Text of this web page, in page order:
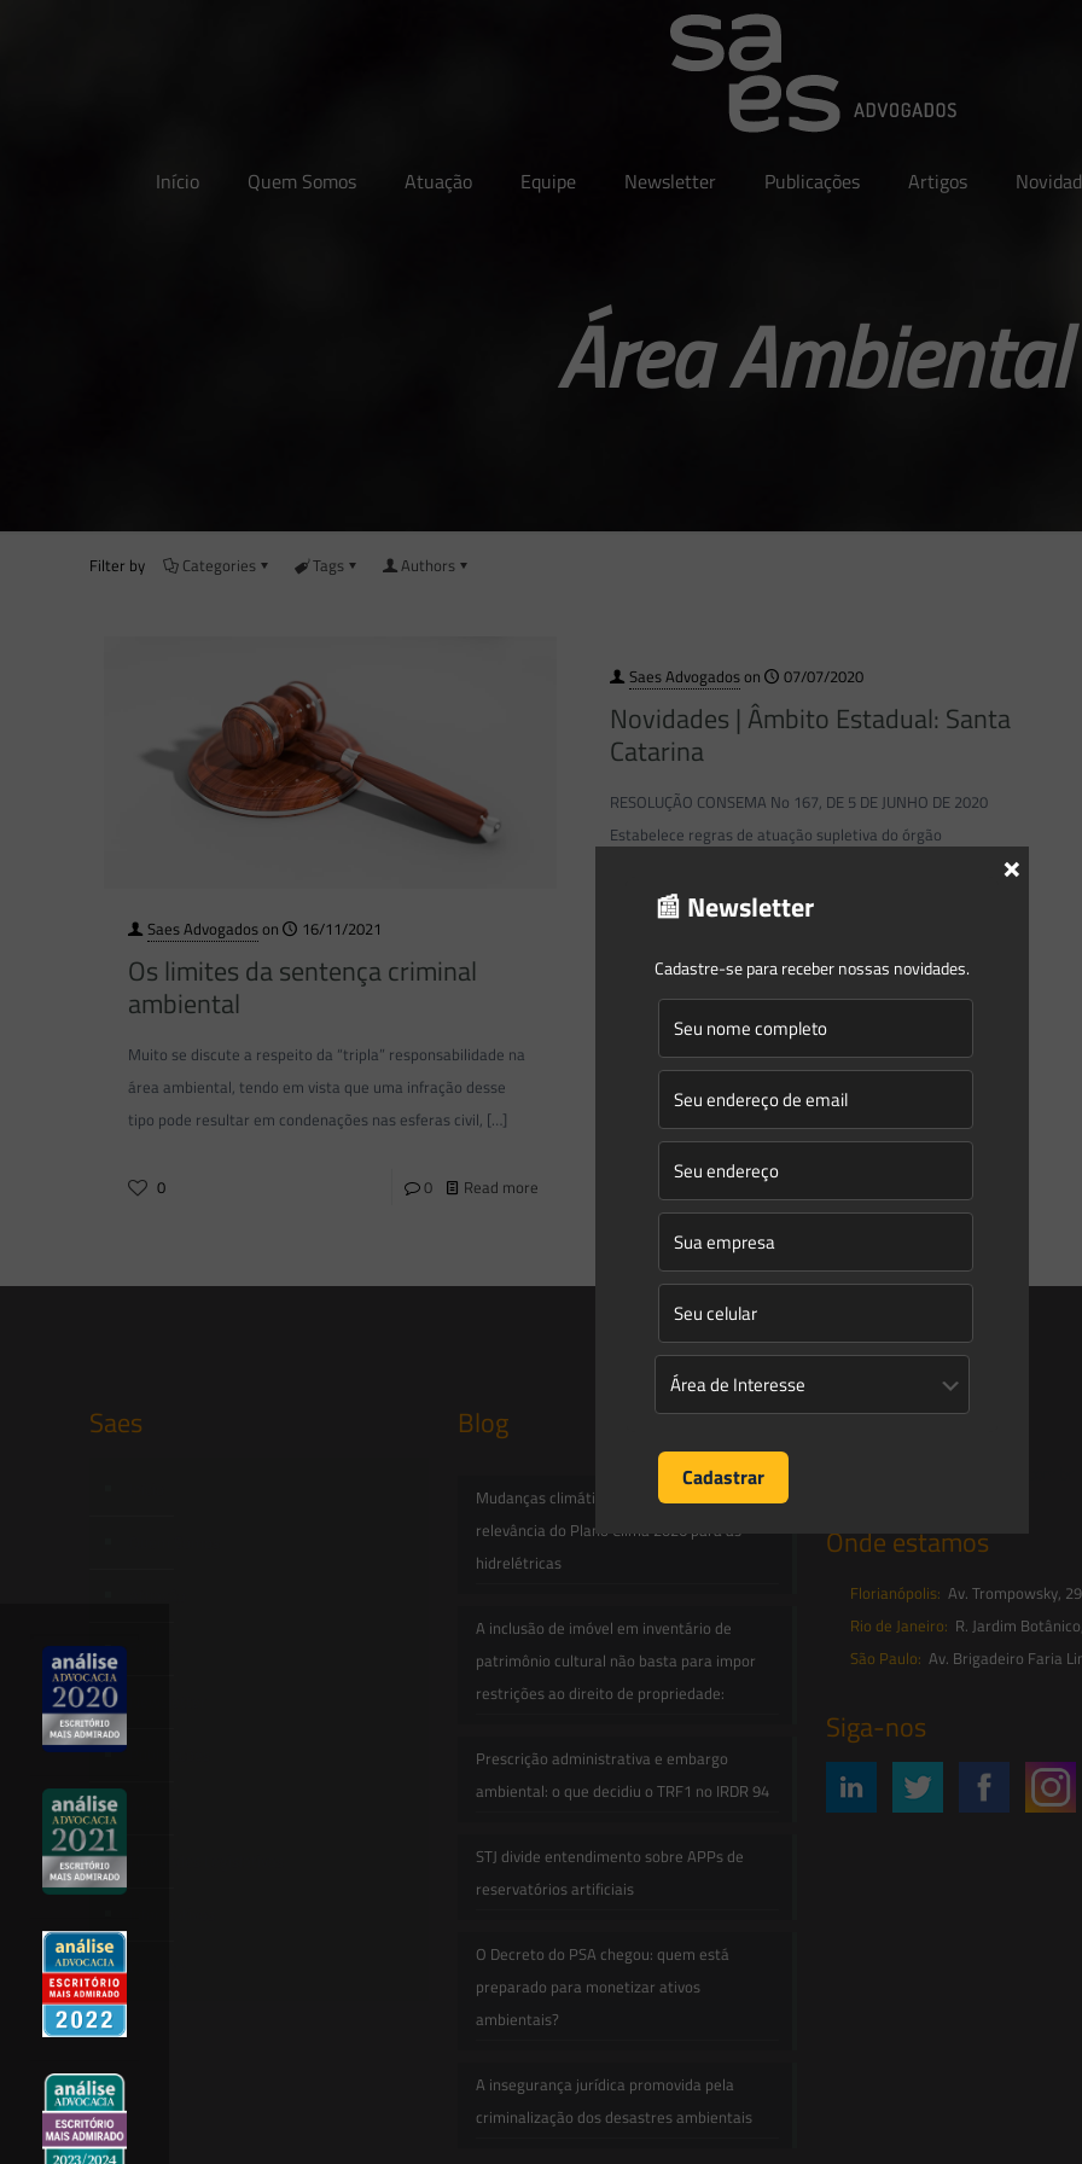
Início Quem Somos Atuação Equipe Newsletter Publicações Artigos
Área Ambiental
Filter by Categories Tags Authors
Saes Advogadoson 16/11/2021
Os limites da sentença criminal
ambiental
Muito se discute a respeito da “tripla” responsabilidade na
área ambiental, tendo em vista que uma infração desse
tipo pode resultar em condenações nas esferas civil, […]
0 0 Read more
Saes Advogadoson 07/07/2020
Novidades | Âmbito Estadual: Santa
Catarina
RESOLUÇÃO CONSEMA No 167, DE 5 DE JUNHO DE 2020
Estabelece regras de atuação supletiva do órgão
Complementar Federal no 140,
0 Read more
Saes Blog
Mudanças climáticas, risco operacional e a
relevância do Plano Clima 2026 para as
hidrelétricas
A inclusão de imóvel em inventário de
patrimônio cultural não basta para impor
restrições ao direito de propriedade:
Prescrição administrativa e embargo
ambiental: o que decidiu o TRF1 no IRDR 94
STJ divide entendimento sobre APPs de
reservatórios artificiais
O Decreto do PSA chegou: quem está
preparado para monetizar ativos
ambientais?
A insegurança jurídica promovida pela
criminalização dos desastres ambientais
Entre em contato
Onde estamos
Florianópolis: Av. Trompowsky,
Rio de Janeiro: R. Jardim
São Paulo: Av. Brigadeiro Faria
Siga-nos
📰 Newsletter
Cadastre-se para receber nossas novidades.
×